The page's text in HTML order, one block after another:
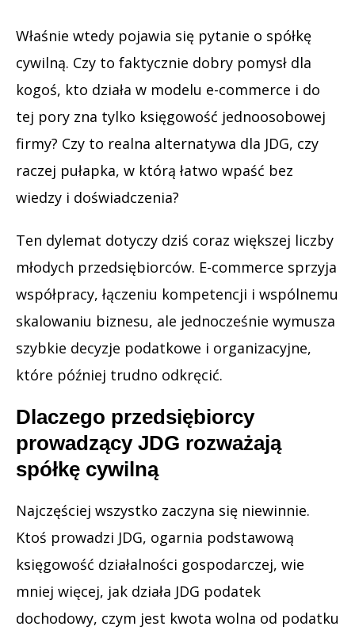
Właśnie wtedy pojawia się pytanie o spółkę
cywilną. Czy to faktycznie dobry pomysł dla
kogoś, kto działa w modelu e-commerce i do
tej pory zna tylko księgowość jednoosobowej
firmy? Czy to realna alternatywa dla JDG, czy
raczej pułapka, w którą łatwo wpaść bez
wiedzy i doświadczenia?
Ten dylemat dotyczy dziś coraz większej liczby
młodych przedsiębiorców. E-commerce sprzyja
współpracy, łączeniu kompetencji i wspólnemu
skalowaniu biznesu, ale jednocześnie wymusza
szybkie decyzje podatkowe i organizacyjne,
które później trudno odkręcić.
Dlaczego przedsiębiorcy
prowadzący JDG rozważają
spółkę cywilną
Najczęściej wszystko zaczyna się niewinnie.
Ktoś prowadzi JDG, ogarnia podstawową
księgowość działalności gospodarczej, wie
mniej więcej, jak działa JDG podatek
dochodowy, czym jest kwota wolna od podatku